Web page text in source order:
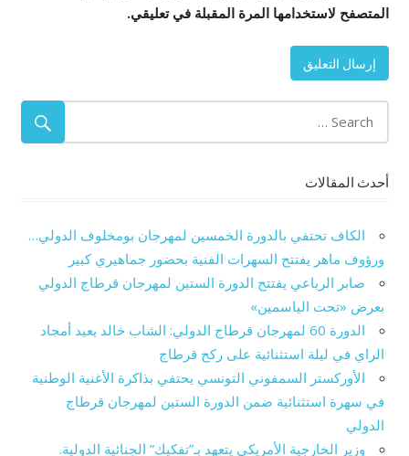
المتصفح لاستخدامها المرة المقبلة في تعليقي.
أحدث المقالات
الكاف تحتفي بالدورة الخمسين لمهرجان بومخلوف الدولي…
ورؤوف ماهر يفتتح السهرات الفنية بحضور جماهيري كبير
صابر الرباعي يفتتح الدورة الستين لمهرجان قرطاج الدولي
بعرض «تحت الياسمين»
الدورة 60 لمهرجان قرطاج الدولي: الشاب خالد يعيد أمجاد
الراي في ليلة استثنائية على ركح قرطاج
الأوركستر السمفوني التونسي يحتفي بذاكرة الأغنية الوطنية
في سهرة استثنائية ضمن الدورة الستين لمهرجان قرطاج
الدولي
وزير الخارجية الأمريكي يتعهد بـ”تفكيك” الجنائية الدولية.